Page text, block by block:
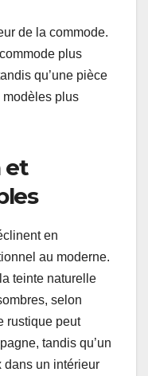
de la commode.
plus
qu’une pièce
plus
et
en
au moderne.
teinte naturelle
selon
rustique peut
tandis qu’un
dans un intérieur